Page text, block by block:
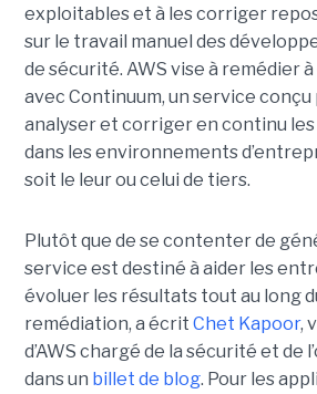
exploitables et à les corriger
sur le travail manuel des
de sécurité. AWS vise à remédier
avec Continuum, un service
analyser et corriger en continu
dans les environnements
soit le leur ou celui de tiers.
Plutôt que de se contenter de
service est destiné à aider les
évoluer les résultats tout au long
remédiation, a écrit Chet Kapoor,
d’AWS chargé de la sécurité et de
dans un billet de blog. Pour les